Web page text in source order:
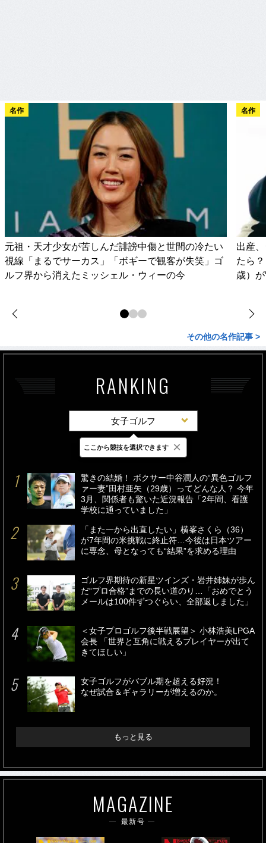
名作
元祖・天才少女が苦しんだ誹謗中傷と世間の冷たい
視線「まるでサーカス」「ボギーで観客が失笑」ゴ
ルフ界から消えたミッシェル・ウィーの今
名作
出産
たら
歳）
その他の名作記事 >
RANKING
女子ゴルフ
最新 24時間 週間
驚きの結婚！ ボクサー中谷潤人の“異色ゴルフ
ァー妻”田村亜矢（29歳）ってどんな人？ 今年
3月、関係者も驚いた近況報告「2年間、看護
学校に通っていました」
「また一から出直したい」横峯さくら（36）
が7年間の米挑戦に終止符…今後は日本ツアー
に専念、母となっても“結果”を求める理由
ゴルフ界期待の新星ツインズ・岩井姉妹が歩ん
だ“プロ合格”までの長い道のり…「おめでとう
メールは100件ずつぐらい、全部返しました」
＜女子プロゴルフ後半戦展望＞ 小林浩美LPGA
会長 「世界と互角に戦えるプレイヤーが出て
きてほしい」
女子ゴルフがバブル期を超える好況！
なぜ試合＆ギャラリーが増えるのか。
もっと見る
MAGAZINE
最新号
ここから競技を選択できます ×